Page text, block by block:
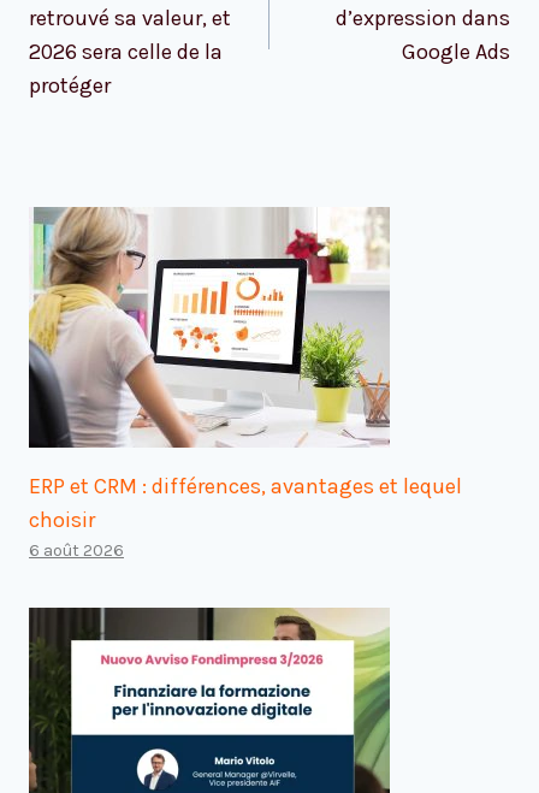
retrouvé sa valeur, et
2026 sera celle de la
protéger
d’expression dans
Google Ads
ERP et CRM : différences, avantages et lequel
choisir
6 août 2026